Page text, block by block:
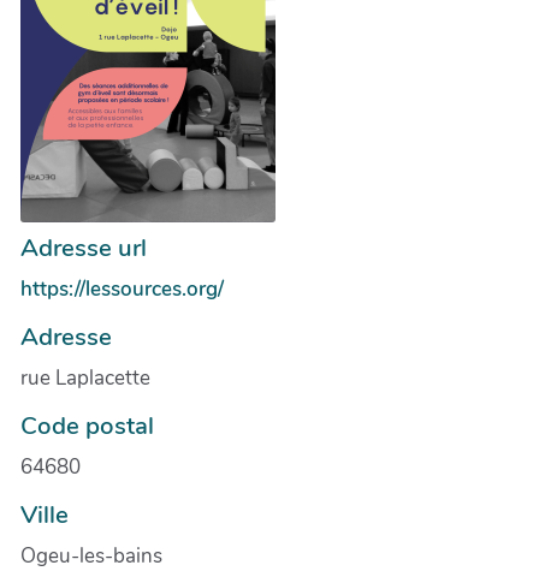
Adresse url
https://lessources.org/
Adresse
rue Laplacette
Code postal
64680
Ville
Ogeu-les-bains